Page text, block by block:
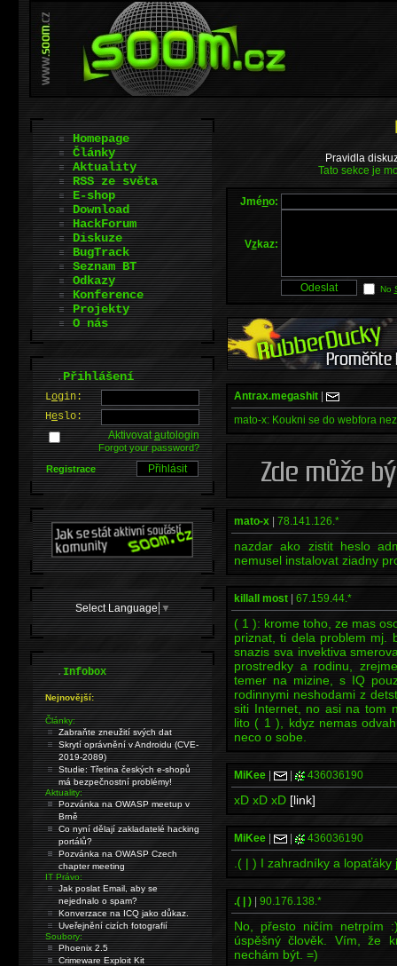
Pravidla
Tato sekce je
Jméno:
Vzkaz:
No
Antrax.megashit
mato-x: Koukni se do webfora
mato-x 78.141.126.*
nazdar ako zistit heslo
nemusel instalovat ziadny
killall most 67.159.44.*
( 1 ): krome toho, ze mas
priznat, ti dela problem mj.
snazis sva invektiva
prostredky a rodinu,
temer na mizine, s IQ
rodinnymi neshodami z
siti Internet, no asi na tom
lito ( 1 ), kdyz nemas
neco o sobe.
MiKee 436036190
xD xD xD [link]
MiKee 436036190
.( | ) I zahradníky a lopaťáky
.( | ) 90.176.138.*
No, přesto ničím netrpím
úspěšný člověk. Vím, že
nechám být. =)
Homepage
Články
Aktuality
RSS ze světa
E-shop
Download
HackForum
Diskuze
BugTrack
Seznam BT
Odkazy
Konference
Projekty
O nás
.Přihlášení
Login:
Heslo:
Aktivovatautologin
Forgot your password?
Registrace
Select Language ▼
.Infobox
Nejnovější:
Články:
Zabraňte zneužití svých dat
Skrytí oprávnění v Androidu (CVE-
2019-2089)
Studie: Třetina českých e-shopů
má bezpečnostní problémy!
Aktuality:
Pozvánka na OWASP meetup v
Brně
Co nyní dělají zakladatelé hacking
portálů?
Pozvánka na OWASP Czech
chapter meeting
IT Právo:
Jak poslat Email, aby se
nejednalo o spam?
Konverzace na ICQ jako důkaz.
Uveřejnění cizích fotografií
Soubory:
Phoenix 2.5
Crimeware Exploit Kit